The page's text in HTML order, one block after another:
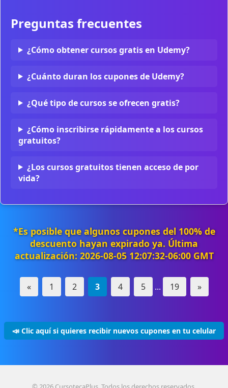
Preguntas frecuentes
¿Cómo obtener cursos gratis en Udemy?
¿Cuánto duran los cupones de Udemy?
¿Qué tipo de cursos se ofrecen gratis?
¿Cómo inscribirse rápidamente a los cursos
gratuitos?
¿Los cursos gratuitos tienen acceso de por
vida?
*Es posible que algunos cupones del 100% de
descuento hayan expirado ya. Última
actualización: 2026-08-05 12:07:32-06:00 GMT
« 1 2 3 4 5 ... 19 »
📣 Clic aquí si quieres recibir nuevos cupones en tu celular